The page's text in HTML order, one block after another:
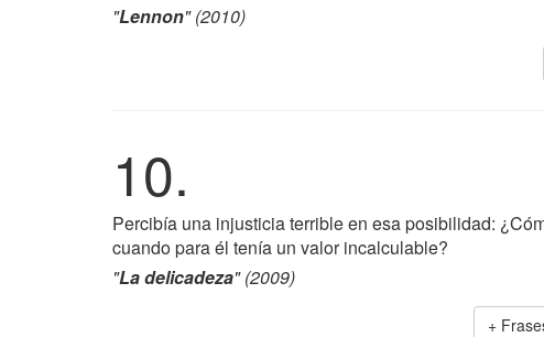
"Lennon" (2010)
10.
Percibía una injusticia terrible en esa posibilidad:
cuando para él tenía un valor incalculable?
"La delicadeza" (2009)
+